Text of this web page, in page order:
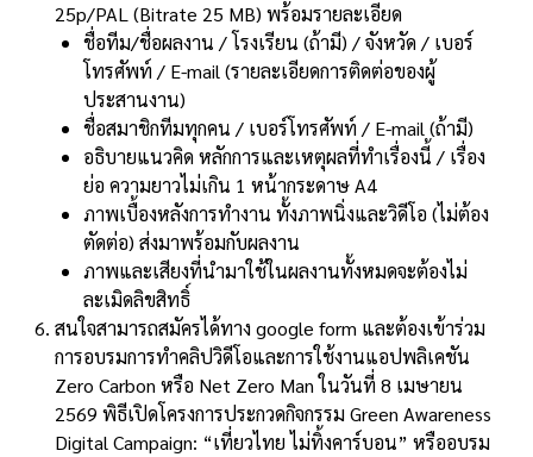
25p/PAL (Bitrate 25 MB) พร้อมรายละเอียด
ชื่อทีม/ชื่อผลงาน / โรงเรียน (ถ้ามี) / จังหวัด / เบอร์
โทรศัพท์ / E-mail (รายละเอียดการติดต่อของผู้
ประสานงาน)
ชื่อสมาชิกทีมทุกคน / เบอร์โทรศัพท์ / E-mail (ถ้ามี)
อธิบายแนวคิด หลักการและเหตุผลที่ทำเรื่องนี้ / เรื่อง
ย่อ ความยาวไม่เกิน 1 หน้ากระดาษ A4
ภาพเบื้องหลังการทำงาน ทั้งภาพนิ่งและวิดีโอ (ไม่ต้อง
ตัดต่อ) ส่งมาพร้อมกับผลงาน
ภาพและเสียงที่นำมาใช้ในผลงานทั้งหมดจะต้องไม่
ละเมิดลิขสิทธิ์
สนใจสามารถสมัครได้ทาง google form และต้องเข้าร่วม
การอบรมการทำคลิปวิดีโอและการใช้งานแอปพลิเคชัน
Zero Carbon หรือ Net Zero Man ในวันที่ 8 เมษายน
2569 พิธีเปิดโครงการประกวดกิจกรรม Green Awareness
Digital Campaign: “เที่ยวไทย ไม่ทิ้งคาร์บอน” หรืออบรม